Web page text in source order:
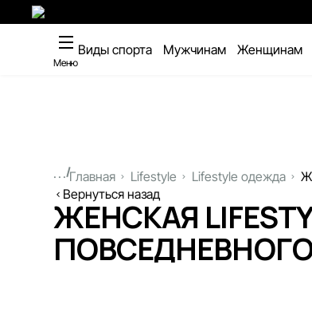
Меню
Виды спорта Мужчинам Женщинам
...Главная Lifestyle Lifestyle одежда
Вернуться назад
ЖЕНСКАЯ